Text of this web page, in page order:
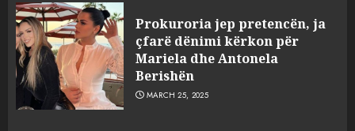
Prokuroria jep pretencën, ja
çfarë dënimi kërkon për
Mariela dhe Antonela
Berishën
MARCH 25, 2025